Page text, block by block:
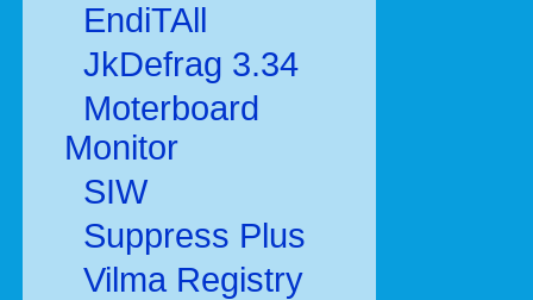
EndiTAll
JkDefrag 3.34
Moterboard
Monitor
SIW
Suppress Plus
Vilma Registry